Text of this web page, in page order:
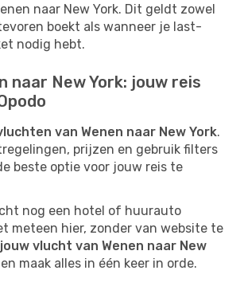
naar New York. Dit geldt zowel
boekt als wanneer je last-
nodig hebt.
naar New York: jouw reis
van Wenen naar New York.
prijzen en gebruik filters
beste optie voor jouw reis te
nog een hotel of huurauto
meteen hier, zonder van website te
vlucht van Wenen naar New
en maak alles in één keer in orde.